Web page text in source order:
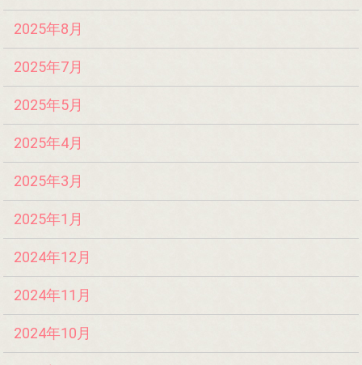
2025年8月
2025年7月
2025年5月
2025年4月
2025年3月
2025年1月
2024年12月
2024年11月
2024年10月